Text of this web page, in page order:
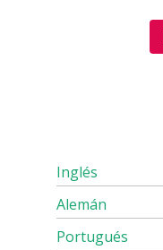
Inglés
Alemán
Portugués